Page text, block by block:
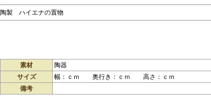
陶製 ハイエナの置物
素材
陶器
サイズ
幅：ｃｍ 奥行き：ｃｍ 高さ：ｃｍ
備考